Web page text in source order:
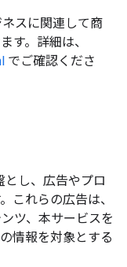
スに関連して商
す。詳細は、
でご確認くださ
とし、広告やプロ
これらの広告は、
ツ、本サービスを
情報を対象とする